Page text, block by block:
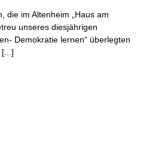
die im Altenheim „Haus am
unseres diesjährigen
Demokratie lernen“ überlegten